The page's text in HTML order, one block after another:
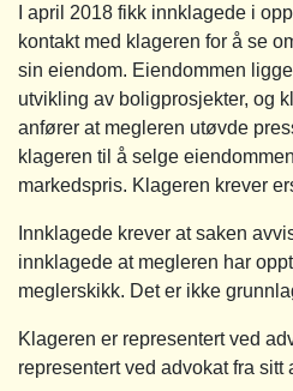
I april 2018 fikk innklagede i
kontakt med klageren for å se
sin eiendom. Eiendommen
utvikling av boligprosjekter, og
anfører at megleren utøvde
klageren til å selge
markedspris. Klageren krever
Innklagede krever at saken
innklagede at megleren har
meglerskikk. Det er ikke
Klageren er representert ved
representert ved advokat fra